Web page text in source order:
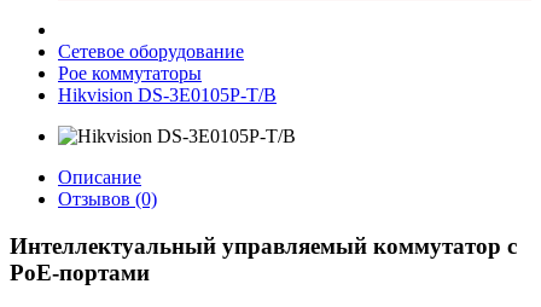
Сетевое оборудование
Poe коммутаторы
Hikvision DS-3E0105P-T/B
Описание
Отзывов (0)
Интеллектуальный управляемый коммутатор с
PoE-портами